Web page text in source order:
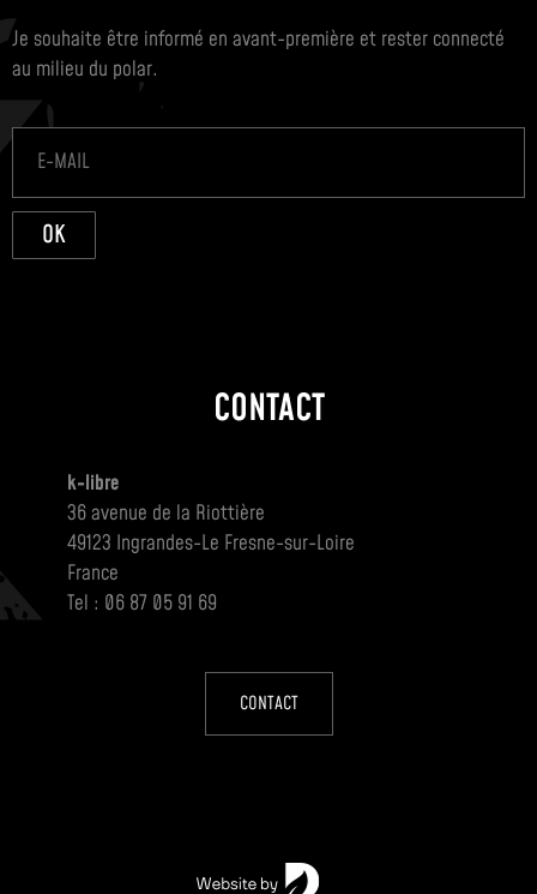
Je souhaite être informé en avant-première et rester connecté
au milieu du polar.
OK
CONTACT
k-libre
36 avenue de la Riottière
49123 Ingrandes-Le Fresne-sur-Loire
France
Tel : 06 87 05 91 69
CONTACT